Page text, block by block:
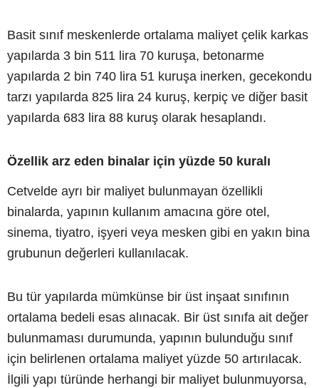
Basit sınıf meskenlerde ortalama maliyet çelik karkas
yapılarda 3 bin 511 lira 70 kuruşa, betonarme
yapılarda 2 bin 740 lira 51 kuruşa inerken, gecekondu
tarzı yapılarda 825 lira 24 kuruş, kerpiç ve diğer basit
yapılarda 683 lira 88 kuruş olarak hesaplandı.
Özellik arz eden binalar için yüzde 50 kuralı
Cetvelde ayrı bir maliyet bulunmayan özellikli
binalarda, yapının kullanım amacına göre otel,
sinema, tiyatro, işyeri veya mesken gibi en yakın bina
grubunun değerleri kullanılacak.
Bu tür yapılarda mümkünse bir üst inşaat sınıfının
ortalama bedeli esas alınacak. Bir üst sınıfa ait değer
bulunmaması durumunda, yapının bulunduğu sınıf
için belirlenen ortalama maliyet yüzde 50 artırılacak.
İlgili yapı türünde herhangi bir maliyet bulunmuyorsa,